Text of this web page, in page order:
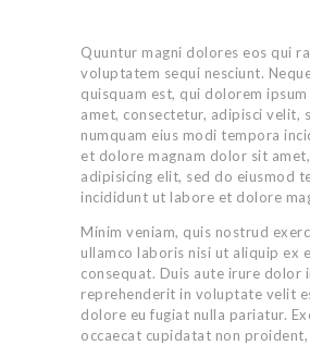
Quuntur magni dolores eos qui
voluptatem sequi nesciunt.
quisquam est, qui dolorem
amet, consectetur, adipisci velit,
numquam eius modi tempora
et dolore magnam dolor sit
adipisicing elit, sed do eiusmod
incididunt ut labore et dolore
Minim veniam, quis nostrud
ullamco laboris nisi ut aliquip ex
consequat. Duis aute irure dolor
reprehenderit in voluptate velit
dolore eu fugiat nulla pariatur.
occaecat cupidatat non proident,